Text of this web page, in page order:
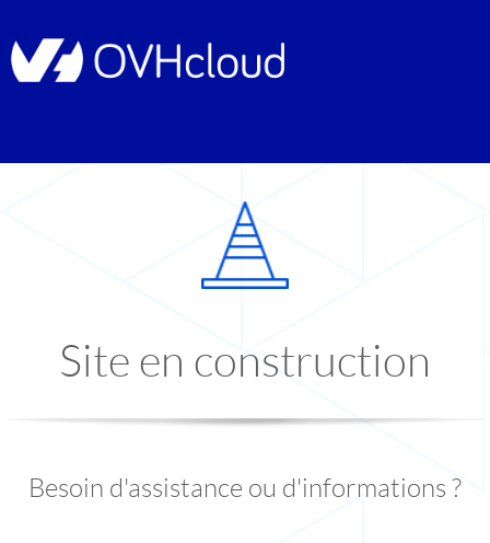
Site en construction
Besoin d'assistance ou d'informations ?